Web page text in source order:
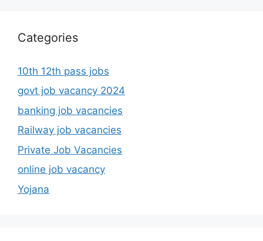
Categories
10th 12th pass jobs
govt job vacancy 2024
banking job vacancies
Railway job vacancies
Private Job Vacancies
online job vacancy
Yojana